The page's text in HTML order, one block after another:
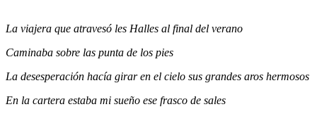
La viajera que atravesó les Halles al final del verano
Caminaba sobre las punta de los pies
La desesperación hacía girar en el cielo sus grandes aros hermosos
En la cartera estaba mi sueño ese frasco de sales